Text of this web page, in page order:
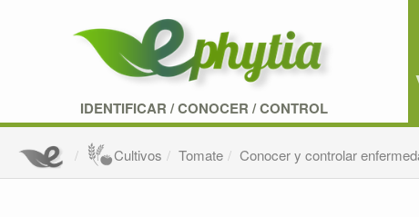
IDENTIFICAR /CONOCER /CONTROL
Cultivos Tomate Conocer y controlar